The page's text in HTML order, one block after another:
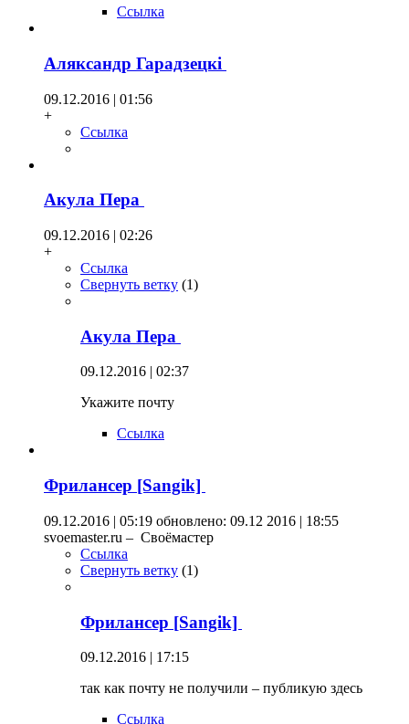
Ссылка
Аляксандр Гарадзецкi
09.12.2016 | 01:56
+
Ссылка
Акула Пера
09.12.2016 | 02:26
+
Ссылка
Свернуть ветку (1)
Акула Пера
09.12.2016 | 02:37
Укажите почту
Ссылка
Фрилансер [Sangik]
09.12.2016 | 05:19 обновлено: 09.12 2016 | 18:55
svoemaster.ru – Своёмастер
Ссылка
Свернуть ветку (1)
Фрилансер [Sangik]
09.12.2016 | 17:15
так как почту не получили – публикую здесь
Ссылка